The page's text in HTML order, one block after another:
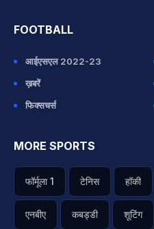
FOOTBALL
आईएसएल 2022-23
ख़बरें
फिक्सचर्स
MORE SPORTS
फॉर्मूला 1 टेनिस हॉकी
एनबीए कबड्डी शूटिंग